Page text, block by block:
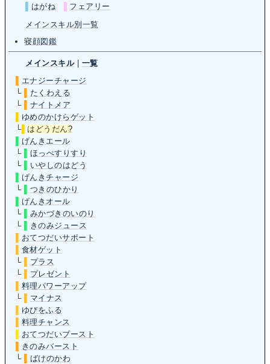
はがね
フェアリー
メインスキル別一覧
寝顔図鑑
メインスキル| 一覧
エナジーチャージ
└
たくわえる
└
ナイトメア
ゆめのかけらゲット
└▌ はどうだん?
げんきエール
└
ほっぺすりすり
└
いやしのはどう
げんきチャージ
└
つきのひかり
げんきオール
└
みかづきのいのり
└
きのみジュース
おてつだいサポート
食材ゲット
└
プラス
└
プレゼント
料理パワーアップ
└
マイナス
ゆびをふる
料理チャンス
おてつだいブースト
きのみバースト
└
ばけのかわ